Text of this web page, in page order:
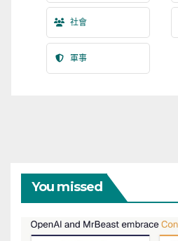
社會
軍事
You missed